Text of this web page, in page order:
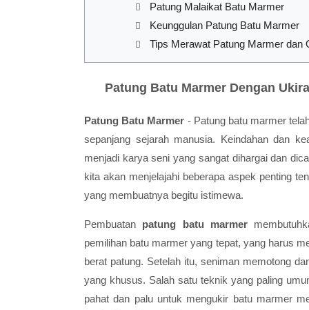
Patung Malaikat Batu Marmer
Keunggulan Patung Batu Marmer
Tips Merawat Patung Marmer dan
Patung Batu Marmer Dengan
Patung Batu Marmer - Patung batu marmer
sepanjang sejarah manusia. Keindahan dan
menjadi karya seni yang sangat dihargai dan
kita akan menjelajahi beberapa aspek penting
yang membuatnya begitu istimewa.
Pembuatan patung batu marmer
pemilihan batu marmer yang tepat, yang harus
berat patung. Setelah itu, seniman memotong
yang khusus. Salah satu teknik yang paling
pahat dan palu untuk mengukir batu marmer